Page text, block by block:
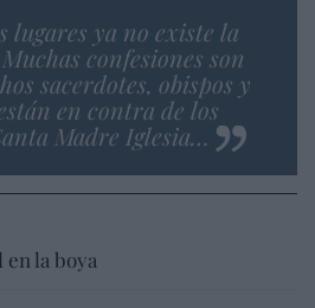
lugares ya no existe la
confesiones son
sacerdotes, obispos y
en contra de los
Madre Iglesia…
la boya